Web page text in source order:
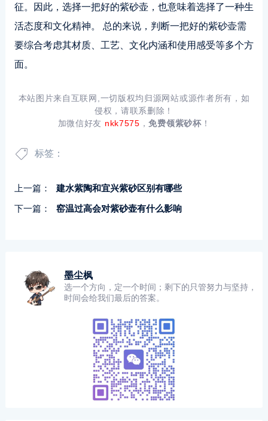
征。因此，选择一把好的紫砂壶，也意味着选择了一种生
活态度和文化精神。 总的来说，判断一把好的紫砂壶需
要综合考虑其材质、工艺、文化内涵和使用感受等多个方
面。
本站图片来自互联网,一切版权均归源网站或源作者所有，如
侵权，请联系删除！
加微信好友 nkk7575 ，免费领紫砂杯！
标签：
上一篇：
建水紫陶和宜兴紫砂区别有哪些
下一篇：
窑温过高会对紫砂壶有什么影响
墨尘枫
选一个方向，定一个时间；剩下的只管努力与坚持，
时间会给我们最后的答案。